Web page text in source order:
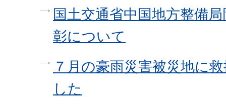
国土交通省中国地方整備
彰について
７月の豪雨災害被災地に
した